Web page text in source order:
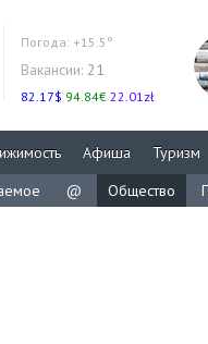
Погода: +15.5°
Вакансии: 21
82.17$ 94.84€ 22.01zł
Афиша Туризм
@ Общество